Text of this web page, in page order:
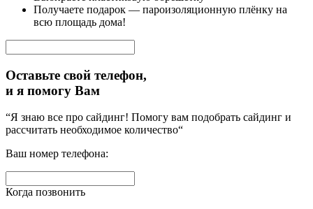
Получаете подарок — пароизоляционную плёнку на
всю площадь дома!
Оставьте свой телефон,
и я помогу Вам
“Я знаю все про сайдинг! Помогу вам подобрать сайдинг и
рассчитать необходимое количество“
Ваш номер телефона:
Когда позвонить